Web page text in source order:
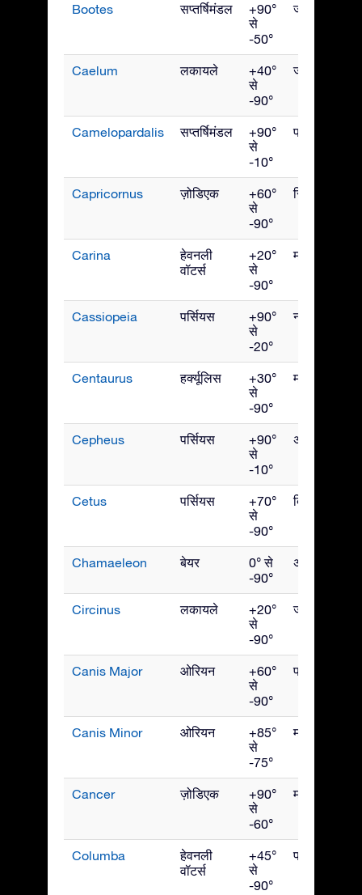
Bootes सप्तर्षिमंडल
+90°
से
-50°
जून
Caelum लकायले
+40°
से
-90°
जनवरी
Camelopardalis सप्तर्षिमंडल
+90°
से
-10°
फरवरी
Capricornus ज़ोडिएक
+60°
से
-90°
सितंबर
Carina
हेवनली
वॉटर्स
+20°
से
-90°
मार्च
Cassiopeia पर्सियस
+90°
से
-20°
नवंबर
Centaurus हर्क्यूलिस
+30°
से
-90°
मई
Cepheus पर्सियस
+90°
से
-10°
अक्टूबर
Cetus पर्सियस
+70°
से
-90°
दिसंबर
Chamaeleon बेयर
0° से
-90°
अप्रैल
Circinus लकायले
+20°
से
-90°
जून
Canis Major ओरियन
+60°
से
-90°
फरवरी
Canis Minor ओरियन
+85°
से
-75°
मार्च
Cancer ज़ोडिएक
+90°
से
-60°
मार्च
Columba
हेवनली
वॉटर्स
+45°
से
-90°
फरवरी